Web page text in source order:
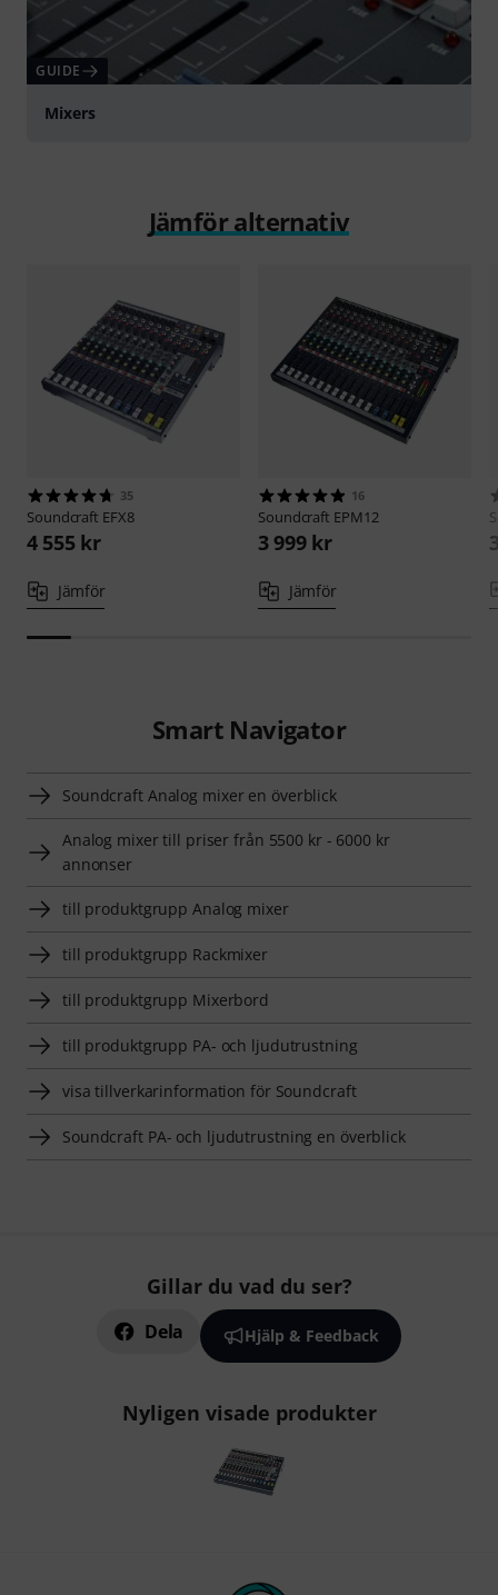
GUIDE
Mixers
Jämför alternativ
35
Soundcraft EFX8
4 555 kr
Jämför
16
Soundcraft EPM12
3 999 kr
Jämför
Smart Navigator
Soundcraft Analog mixer en överblick
Analog mixer till priser från 5500 kr - 6000 kr
annonser
till produktgrupp Analog mixer
till produktgrupp Rackmixer
till produktgrupp Mixerbord
till produktgrupp PA- och ljudutrustning
visa tillverkarinformation för Soundcraft
Soundcraft PA- och ljudutrustning en överblick
Gillar du vad du ser?
Dela Hjälp & Feedback
Nyligen visade produkter